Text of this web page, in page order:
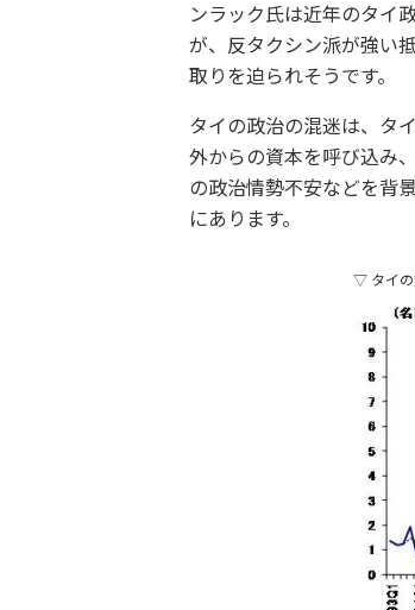
ンラック氏は近年のタイ
が、反タクシン派が強い
取りを迫られそうです。
タイの政治の混迷は、タ
外からの資本を呼び込み
の政治情勢不安などを背
にあります。
▽ タイの